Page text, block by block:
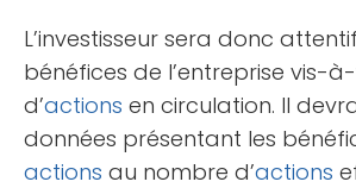
L’investisseur sera donc
bénéfices de l’entreprise vis-
d’actions en circulation. Il
données présentant les
actions au nombre d’actions